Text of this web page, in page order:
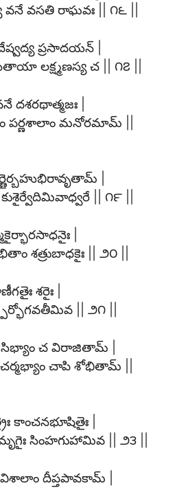
వసతి రాఘవః || ౧౬ ||
ప్రసాదయన్ |
లక్ష్మణస్య చ || ౧౭ ||
దశరథాత్మజః |
పర్ణశాలాం మనోరమామ్ ||
|
|| ౧౯ ||
|
శత్రుబాధకైః || ౨౦ ||
శరైః |
|| ౨౧ ||
చ విరాజితామ్ |
చర్మభ్యాం చాపి శోభితామ్ ||
కాంచనభూషితైః |
సింహగుహామివ || ౨౩ ||
విశాలాం దీప్తపావకామ్ |